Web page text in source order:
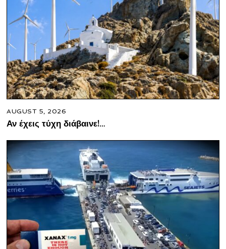
AUGUST 5, 2026
Αν έχεις τύχη διάβαινε!…